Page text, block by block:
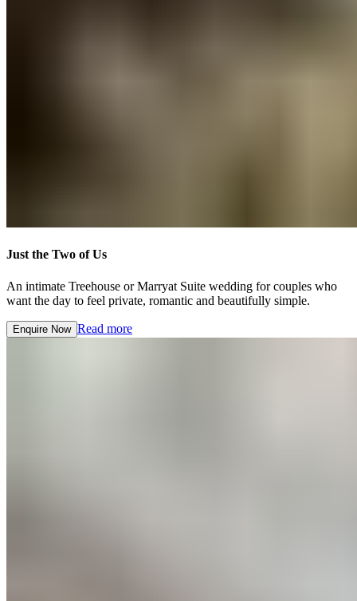
Just the Two of Us​​​​‌ ‍ ​‍​‍‌‍ ‌ ​‍‌‍‍‌‌‍‌ ‌‍‍‌‌‍ ‍​‍​‍​ ‍‍​‍​‍‌ ​ ‌‍​‌‌‍ ‍‌‍‍‌‌ ‌​‌ ‍‌​‍ ‍‌‍‍‌‌‍ ​‍​‍​‍ ​​‍​‍‌‍‍​‌ ​‍‌‍‌‌‌‍‌‍​‍​‍​ ‍‍​‍​‍‌‍‍​‌ ‌​‌ ‌​‌ ​​‌ ​ ​ ‍‍​‍ ​‍ ‌‍ ​​‍ ‌‌‍​‌‌‍ ‍‌‍‌​​‍ ‌‌ ​‍​‍ ‌‌‍‍​‌‍ ‌ ‌​‌‍‌‌‌‍ ​‌ ​ ​‍ ‌‌ ​ ‌ ‌​‌ ‌‌‌‍‌​‌‍‍‌‌‍ ​‍ ‍‌ ‌‍‌‍‌‌‌ ​‍‌‍​ ‌‍‌‌‌‍ ​​‍ ‍‌‍​‌‌ ​​‌ ​​​‍ ‌‍‍‌‌‍ ‍‌ ‌​‌‍‌‌‌‍ ‍‌ ‌​​‍ ‌‍‌‌‌‍‌​‌‍‍‌‌ ‌​​‍ ‌‍ ‌‌‍ ‌‍‌​‌‍‌‌​ ‌‌ ​​‌ ​‍‌‍‌‌‌ ​ ‌‍‌‌‌‍ ‍‌ ‌​‌‍​‌‌ ‌​‌‍‍‌‌‍ ‌‍ ‍​ ‍ ‌‍‍‌‌‍‌​​ ‌​ ​‍​ ‍‌​ ‌​‌‍‌​​ ‌‌​ ‌‌‌‍‌‍​ ‌​​‍ ‌‌‍​‍‌‍‌‌​ ‌‌‌‍‌‌​‍ ‌​ ‌​​ ​​‌‍​‌​ ​‌​‍ ‌‌‍​‌​ ‌ ​ ‍‌​ ‌ ​‍ ‌‌‍‌‍​ ‌ ​ ​ ‌‍​‍‌‍‌‍‌‍‌​‌‍​ ‌‍‌‌​ ‌ ‌‍​‍‌‍‌‌​ ​​​ ‍ ‌ ‌​‌ ‍‌‌ ​​‌‍‌‌​ ‌‌‍‍​‌‍ ‌ ‌​‌‍‌‌‌‍ ​‌‌​ ‌‍‍‌‌ ‌​‌‍‌‌‌‌​​‌‍​‌‌‍‌ ‌‍‌‌​ ‍ ‌ ​​‌‍​‌‌ ‌​‌‍‍​​ ‌‌ ​​‌‍​‌‌‍‌ ‌‍‌‌‌​​‍‌ ‌‌‌‍‍‌‌‍ ​‌‍‌​‌‍‌‌‌ ​‍​‍‌‌​ ‌‌‌​​‍‌‌ ‌‍‍ ‌‍‌‌‌ ‍‌​‍‌‌​ ​ ‌​‌​​‍‌‌​ ​ ‌​‌​​‍‌‌​ ​‍​ ​‍‌‍​‍​ ​ ‌‍‌‍​ ​‌​ ‌‍​ ‍‌‌‍‌‍​ ‍​‌‍‌‍‌‍‌‍‌‍‌‌​ ​‍​‍‌‌​ ​‍​ ​‍​‍‌‌​ ‌‌‌​‌​​‍ ‍‌‍​ ‌‍ ‌‍ ‍‌ ‌​‌‍‌‌‌‍ ‍‌ ‌​​‍‌‌​ ‌‌‌​​‍‌‌ ‌‍‍ ‌‍‌‌‌ ‍‌​‍‌‌​ ​ ‌​‌​​‍‌‌​ ​ ‌​‌​​‍‌‌​ ​‍​ ​‍‌‍​‌​ ‍​​ ​​‌‍​‌‌‍​‍‌‍​‍​ ‍‌‌‍‌‍‌‍‌‌​ ​​‌‍​‌​ ​​​‍‌‌​ ​‍​ ​‍​‍‌‌​ ‌‌‌​‌​​‍ ‍‌ ‌​‌‍‍‌‌ ‌​‌‍ ​‌‍‌‌​ ‌‍​‍‌‍​‌‌ ​ ‌‍‌‌‌‌‌‌‌ ​‍‌‍ ​​ ‌‌‍‍​‌ ‌​‌ ‌​‌ ​​‌ ​ ​‍‌‌​ ​ ‌​​‌​‍‌‌​ ​‍‌​‌‍​‍‌‌​ ​‍‌​‌‍‌‍ ​​‍ ‌‌‍​‌‌‍ ‍‌‍‌​​‍ ‌‌ ​‍​‍ ‌‌‍‍​‌‍ ‌ ‌​‌‍‌‌‌‍ ​‌ ​ ​‍ ‌‌ ​ ‌ ‌​‌ ‌‌‌‍‌​‌‍‍‌‌‍ ​‍ ‍‌ ‌‍‌‍‌‌‌ ​‍‌‍​ ‌‍‌‌‌‍ ​​‍ ‍‌‍​‌‌ ​​‌ ​​​‍‌‍‌‍‍‌‌‍‌​​ ‌​ ​‍​ ‍‌​ ‌​‌‍‌​​ ‌‌​ ‌‌‌‍‌‍​ ‌​​‍ ‌‌‍​‍‌‍‌‌​ ‌‌‌‍‌‌​‍ ‌​ ‌​​ ​​‌‍​‌​ ​‌​‍ ‌‌‍​‌​ ‌ ​ ‍‌​ ‌ ​‍ ‌‌‍‌‍​ ‌ ​ ​ ‌‍​‍‌‍‌‍‌‍‌​‌‍​ ‌‍‌‌​ ‌ ‌‍​‍‌‍‌‌​ ​​​‍‌‍‌ ‌​‌ ‍‌‌ ​​‌‍‌‌​ ‌‌‍‍​‌‍ ‌ ‌​‌‍‌‌‌‍ ​‌‌​ ‌‍‍‌‌ ‌​‌‍‌‌‌‌​​‌‍​‌‌‍‌ ‌‍‌‌​‍‌‍‌ ​​‌‍​‌‌ ‌​‌‍‍​​ ‌‌ ​​‌‍​‌‌‍‌ ‌‍‌‌‌​​‍‌ ‌‌‌‍‍‌‌‍ ​‌‍‌​‌‍‌‌‌ ​‍​‍‌‌​ ‌‌‌​​‍‌‌ ‌‍‍ ‌‍‌‌‌ ‍‌​‍‌‌​ ​ ‌​‌​​‍‌‌​ ​ ‌​‌​​‍‌‌​ ​‍​ ​‍‌‍​‍​ ​ ‌‍‌‍​ ​‌​ ‌‍​ ‍‌‌‍‌‍​ ‍​‌‍‌‍‌‍‌‍‌‍‌‌​ ​‍​‍‌‌​ ​‍​ ​‍​‍‌‌​ ‌‌‌​‌​​‍ ‍‌‍​ ‌‍ ‌‍ ‍‌ ‌​‌‍‌‌‌‍ ‍‌ ‌​​‍‌‌​ ‌‌‌​​‍‌‌ ‌‍‍ ‌‍‌‌‌ ‍‌​‍‌‌​ ​ ‌​‌​​‍‌‌​ ​ ‌​‌​​‍‌‌​ ​‍​ ​‍‌‍​‌​ ‍​​ ​​‌‍​‌‌‍​‍‌‍​‍​ ‍‌‌‍‌‍‌‍‌‌​ ​​‌‍​‌​ ​​​‍‌‌​ ​‍​ ​‍​‍‌‌​ ‌‌‌​‌​​‍ ‍‌ ‌​‌‍‍‌‌ ‌​‌‍ ​‌‍‌‌​‍‌‍‌ ​​‌‍‌‌‌ ​‍‌ ​ ‌ ​​‌‍‌‌‌‍​ ‌ ‌​‌‍‍‌‌ ‌‍‌‍‌‌​ ‌‌ ​​‌ ‌‌‌‍​‍‌‍ ​‌‍‍‌‌ ​ ‌‍‍​‌‍‌‌‌‍‌​​‍​‍‌ ‌
An intimate Treehouse or Marryat Suite wedding for couples who
want the day to feel private, romantic and beautifully simple.​​​​‌ ‍ ​‍​‍‌‍ ‌ ​‍‌‍‍‌‌‍‌ ‌‍‍‌‌‍ ‍​‍​‍​ ‍‍​‍​‍‌ ​ ‌‍​‌‌‍ ‍‌‍‍‌‌ ‌​‌ ‍‌​‍ ‍‌‍‍‌‌‍ ​‍​‍​‍ ​​‍​‍‌‍‍​‌ ​‍‌‍‌‌‌‍‌‍​‍​‍​ ‍‍​‍​‍‌‍‍​‌ ‌​‌ ‌​‌ ​​‌ ​ ​ ‍‍​‍ ​‍ ‌‍ ​​‍ ‌‌‍​‌‌‍ ‍‌‍‌​​‍ ‌‌ ​‍​‍ ‌‌‍‍​‌‍ ‌ ‌​‌‍‌‌‌‍ ​‌ ​ ​‍ ‌‌ ​ ‌ ‌​‌ ‌‌‌‍‌​‌‍‍‌‌‍ ​‍ ‍‌ ‌‍‌‍‌‌‌ ​‍‌‍​ ‌‍‌‌‌‍ ​​‍ ‍‌‍​‌‌ ​​‌ ​​​‍ ‌‍‍‌‌‍ ‍‌ ‌​‌‍‌‌‌‍ ‍‌ ‌​​‍ ‌‍‌‌‌‍‌​‌‍‍‌‌ ‌​​‍ ‌‍ ‌‌‍ ‌‍‌​‌‍‌‌​ ‌‌ ​​‌ ​‍‌‍‌‌‌ ​ ‌‍‌‌‌‍ ‍‌ ‌​‌‍​‌‌ ‌​‌‍‍‌‌‍ ‌‍ ‍​ ‍ ‌‍‍‌‌‍‌​​ ‌​ ​‍​ ‍‌​ ‌​‌‍‌​​ ‌‌​ ‌‌‌‍‌‍​ ‌​​‍ ‌‌‍​‍‌‍‌‌​ ‌‌‌‍‌‌​‍ ‌​ ‌​​ ​​‌‍​‌​ ​‌​‍ ‌‌‍​‌​ ‌ ​ ‍‌​ ‌ ​‍ ‌‌‍‌‍​ ‌ ​ ​ ‌‍​‍‌‍‌‍‌‍‌​‌‍​ ‌‍‌‌​ ‌ ‌‍​‍‌‍‌‌​ ​​​ ‍ ‌ ‌​‌ ‍‌‌ ​​‌‍‌‌​ ‌‌‍‍​‌‍ ‌ ‌​‌‍‌‌‌‍ ​‌‌​ ‌‍‍‌‌ ‌​‌‍‌‌‌‌​​‌‍​‌‌‍‌ ‌‍‌‌​ ‍ ‌ ​​‌‍​‌‌ ‌​‌‍‍​​ ‌‌ ​​‌‍​‌‌‍‌ ‌‍‌‌‌​​‍‌ ‌‌‌‍‍‌‌‍ ​‌‍‌​‌‍‌‌‌ ​‍​‍‌‌​ ‌‌‌​​‍‌‌ ‌‍‍ ‌‍‌‌‌ ‍‌​‍‌‌​ ​ ‌​‌​​‍‌‌​ ​ ‌​‌​​‍‌‌​ ​‍​ ​‍‌‍​‍​ ​ ‌‍‌‍​ ​‌​ ‌‍​ ‍‌‌‍‌‍​ ‍​‌‍‌‍‌‍‌‍‌‍‌‌​ ​‍​‍‌‌​ ​‍​ ​‍​‍‌‌​ ‌‌‌​‌​​‍ ‍‌‍​ ‌‍ ‌‍ ‍‌ ‌​‌‍‌‌‌‍ ‍‌ ‌​​‍‌‌​ ‌‌‌​​‍‌‌ ‌‍‍ ‌‍‌‌‌ ‍‌​‍‌‌​ ​ ‌​‌​​‍‌‌​ ​ ‌​‌​​‍‌‌​ ​‍​ ​‍‌‍​‌​ ‍​​ ​​‌‍​‌‌‍​‍‌‍​‍​ ‍‌‌‍‌‍‌‍‌‌​ ​​‌‍​‌​ ​​​‍‌‌​ ​‍​ ​‍​‍‌‌​ ‌‌‌​‌​​‍ ‍‌‍‌‌‌ ‍​‌‍​ ‌‍‌‌‌ ​‍‌ ​​‌ ‌​​ ‌‍​‍‌‍​‌‌ ​ ‌‍‌‌‌‌‌‌‌ ​‍‌‍ ​​ ‌‌‍‍​‌ ‌​‌ ‌​‌ ​​‌ ​ ​‍‌‌​ ​ ‌​​‌​‍‌‌​ ​‍‌​‌‍​‍‌‌​ ​‍‌​‌‍‌‍ ​​‍ ‌‌‍​‌‌‍ ‍‌‍‌​​‍ ‌‌ ​‍​‍ ‌‌‍‍​‌‍ ‌ ‌​‌‍‌‌‌‍ ​‌ ​ ​‍ ‌‌ ​ ‌ ‌​‌ ‌‌‌‍‌​‌‍‍‌‌‍ ​‍ ‍‌ ‌‍‌‍‌‌‌ ​‍‌‍​ ‌‍‌‌‌‍ ​​‍ ‍‌‍​‌‌ ​​‌ ​​​‍‌‍‌‍‍‌‌‍‌​​ ‌​ ​‍​ ‍‌​ ‌​‌‍‌​​ ‌‌​ ‌‌‌‍‌‍​ ‌​​‍ ‌‌‍​‍‌‍‌‌​ ‌‌‌‍‌‌​‍ ‌​ ‌​​ ​​‌‍​‌​ ​‌​‍ ‌‌‍​‌​ ‌ ​ ‍‌​ ‌ ​‍ ‌‌‍‌‍​ ‌ ​ ​ ‌‍​‍‌‍‌‍‌‍‌​‌‍​ ‌‍‌‌​ ‌ ‌‍​‍‌‍‌‌​ ​​​‍‌‍‌ ‌​‌ ‍‌‌ ​​‌‍‌‌​ ‌‌‍‍​‌‍ ‌ ‌​‌‍‌‌‌‍ ​‌‌​ ‌‍‍‌‌ ‌​‌‍‌‌‌‌​​‌‍​‌‌‍‌ ‌‍‌‌​‍‌‍‌ ​​‌‍​‌‌ ‌​‌‍‍​​ ‌‌ ​​‌‍​‌‌‍‌ ‌‍‌‌‌​​‍‌ ‌‌‌‍‍‌‌‍ ​‌‍‌​‌‍‌‌‌ ​‍​‍‌‌​ ‌‌‌​​‍‌‌ ‌‍‍ ‌‍‌‌‌ ‍‌​‍‌‌​ ​ ‌​‌​​‍‌‌​ ​ ‌​‌​​‍‌‌​ ​‍​ ​‍‌‍​‍​ ​ ‌‍‌‍​ ​‌​ ‌‍​ ‍‌‌‍‌‍​ ‍​‌‍‌‍‌‍‌‍‌‍‌‌​ ​‍​‍‌‌​ ​‍​ ​‍​‍‌‌​ ‌‌‌​‌​​‍ ‍‌‍​ ‌‍ ‌‍ ‍‌ ‌​‌‍‌‌‌‍ ‍‌ ‌​​‍‌‌​ ‌‌‌​​‍‌‌ ‌‍‍ ‌‍‌‌‌ ‍‌​‍‌‌​ ​ ‌​‌​​‍‌‌​ ​ ‌​‌​​‍‌‌​ ​‍​ ​‍‌‍​‌​ ‍​​ ​​‌‍​‌‌‍​‍‌‍​‍​ ‍‌‌‍‌‍‌‍‌‌​ ​​‌‍​‌​ ​​​‍‌‌​ ​‍​ ​‍​‍‌‌​ ‌‌‌​‌​​‍ ‍‌‍‌‌‌ ‍​‌‍​ ‌‍‌‌‌ ​‍‌ ​​‌ ‌​​‍‌‍‌ ​​‌‍‌‌‌ ​‍‌ ​ ‌ ​​‌‍‌‌‌‍​ ‌ ‌​‌‍‍‌‌ ‌‍‌‍‌‌​ ‌‌ ​​‌ ‌‌‌‍​‍‌‍ ​‌‍‍‌‌ ​ ‌‍‍​‌‍‌‌‌‍‌​​‍​‍‌ ‌
Enquire Now​​​​‌ ‍ ​‍​‍‌‍ ‌ ​‍‌‍‍‌‌‍‌ ‌‍‍‌‌‍ ‍​‍​‍​ ‍‍​‍​‍‌ ​ ‌‍​‌‌‍ ‍‌‍‍‌‌ ‌​‌ ‍‌​‍ ‍‌‍‍‌‌‍ ​‍​‍​‍ ​​‍​‍‌‍‍​‌ ​‍‌‍‌‌‌‍‌‍​‍​‍​ ‍‍​‍​‍‌‍‍​‌ ‌​‌ ‌​‌ ​​‌ ​ ​ ‍‍​‍ ​‍ ‌‍ ​​‍ ‌‌‍​‌‌‍ ‍‌‍‌​​‍ ‌‌ ​‍​‍ ‌‌‍‍​‌‍ ‌ ‌​‌‍‌‌‌‍ ​‌ ​ ​‍ ‌‌ ​ ‌ ‌​‌ ‌‌‌‍‌​‌‍‍‌‌‍ ​‍ ‍‌ ‌‍‌‍‌‌‌ ​‍‌‍​ ‌‍‌‌‌‍ ​​‍ ‍‌‍​‌‌ ​​‌ ​​​‍ ‌‍‍‌‌‍ ‍‌ ‌​‌‍‌‌‌‍ ‍‌ ‌​​‍ ‌‍‌‌‌‍‌​‌‍‍‌‌ ‌​​‍ ‌‍ ‌‌‍ ‌‍‌​‌‍‌‌​ ‌‌ ​​‌ ​‍‌‍‌‌‌ ​ ‌‍‌‌‌‍ ‍‌ ‌​‌‍​‌‌ ‌​‌‍‍‌‌‍ ‌‍ ‍​ ‍ ‌‍‍‌‌‍‌​​ ‌​ ​‍​ ‍‌​ ‌​‌‍‌​​ ‌‌​ ‌‌‌‍‌‍​ ‌​​‍ ‌‌‍​‍‌‍‌‌​ ‌‌‌‍‌‌​‍ ‌​ ‌​​ ​​‌‍​‌​ ​‌​‍ ‌‌‍​‌​ ‌ ​ ‍‌​ ‌ ​‍ ‌‌‍‌‍​ ‌ ​ ​ ‌‍​‍‌‍‌‍‌‍‌​‌‍​ ‌‍‌‌​ ‌ ‌‍​‍‌‍‌‌​ ​​​ ‍ ‌ ‌​‌ ‍‌‌ ​​‌‍‌‌​ ‌‌‍‍​‌‍ ‌ ‌​‌‍‌‌‌‍ ​‌‌​ ‌‍‍‌‌ ‌​‌‍‌‌‌‌​​‌‍​‌‌‍‌ ‌‍‌‌​ ‍ ‌ ​​‌‍​‌‌ ‌​‌‍‍​​ ‌‌ ​​‌‍​‌‌‍‌ ‌‍‌‌‌​​‍‌ ‌‌‌‍‍‌‌‍ ​‌‍‌​‌‍‌‌‌ ​‍​‍‌‌​ ‌‌‌​​‍‌‌ ‌‍‍ ‌‍‌‌‌ ‍‌​‍‌‌​ ​ ‌​‌​​‍‌‌​ ​ ‌​‌​​‍‌‌​ ​‍​ ​‍‌‍​‍​ ​ ‌‍‌‍​ ​‌​ ‌‍​ ‍‌‌‍‌‍​ ‍​‌‍‌‍‌‍‌‍‌‍‌‌​ ​‍​‍‌‌​ ​‍​ ​‍​‍‌‌​ ‌‌‌​‌​​‍ ‍‌‍​ ‌‍ ‌‍ ‍‌ ‌​‌‍‌‌‌‍ ‍‌ ‌​​‍‌‌​ ‌‌‌​​‍‌‌ ‌‍‍ ‌‍‌‌‌ ‍‌​‍‌‌​ ​ ‌​‌​​‍‌‌​ ​ ‌​‌​​‍‌‌​ ​‍​ ​‍‌‍​‌​ ‍​​ ​​‌‍​‌‌‍​‍‌‍​‍​ ‍‌‌‍‌‍‌‍‌‌​ ​​‌‍​‌​ ​​​‍‌‌​ ​‍​ ​‍​‍‌‌​ ‌‌‌​‌​​‍ ‍‌ ​​‌ ​‍‌‍‍‌‌‍ ‌‌‍​‌‌ ​‍‌ ‍‌‌​​ ‌ ‌​‌‍​‌​‍ ‍‌‍ ​‌‍​‌‌‍​‍‌‍‌‌‌‍ ​​ ‌‍​‍‌‍​‌‌ ​ ‌‍‌‌‌‌‌‌‌ ​‍‌‍ ​​ ‌‌‍‍​‌ ‌​‌ ‌​‌ ​​‌ ​ ​‍‌‌​ ​ ‌​​‌​‍‌‌​ ​‍‌​‌‍​‍‌‌​ ​‍‌​‌‍‌‍ ​​‍ ‌‌‍​‌‌‍ ‍‌‍‌​​‍ ‌‌ ​‍​‍ ‌‌‍‍​‌‍ ‌ ‌​‌‍‌‌‌‍ ​‌ ​ ​‍ ‌‌ ​ ‌ ‌​‌ ‌‌‌‍‌​‌‍‍‌‌‍ ​‍ ‍‌ ‌‍‌‍‌‌‌ ​‍‌‍​ ‌‍‌‌‌‍ ​​‍ ‍‌‍​‌‌ ​​‌ ​​​‍‌‍‌‍‍‌‌‍‌​​ ‌​ ​‍​ ‍‌​ ‌​‌‍‌​​ ‌‌​ ‌‌‌‍‌‍​ ‌​​‍ ‌‌‍​‍‌‍‌‌​ ‌‌‌‍‌‌​‍ ‌​ ‌​​ ​​‌‍​‌​ ​‌​‍ ‌‌‍​‌​ ‌ ​ ‍‌​ ‌ ​‍ ‌‌‍‌‍​ ‌ ​ ​ ‌‍​‍‌‍‌‍‌‍‌​‌‍​ ‌‍‌‌​ ‌ ‌‍​‍‌‍‌‌​ ​​​‍‌‍‌ ‌​‌ ‍‌‌ ​​‌‍‌‌​ ‌‌‍‍​‌‍ ‌ ‌​‌‍‌‌‌‍ ​‌‌​ ‌‍‍‌‌ ‌​‌‍‌‌‌‌​​‌‍​‌‌‍‌ ‌‍‌‌​‍‌‍‌ ​​‌‍​‌‌ ‌​‌‍‍​​ ‌‌ ​​‌‍​‌‌‍‌ ‌‍‌‌‌​​‍‌ ‌‌‌‍‍‌‌‍ ​‌‍‌​‌‍‌‌‌ ​‍​‍‌‌​ ‌‌‌​​‍‌‌ ‌‍‍ ‌‍‌‌‌ ‍‌​‍‌‌​ ​ ‌​‌​​‍‌‌​ ​ ‌​‌​​‍‌‌​ ​‍​ ​‍‌‍​‍​ ​ ‌‍‌‍​ ​‌​ ‌‍​ ‍‌‌‍‌‍​ ‍​‌‍‌‍‌‍‌‍‌‍‌‌​ ​‍​‍‌‌​ ​‍​ ​‍​‍‌‌​ ‌‌‌​‌​​‍ ‍‌‍​ ‌‍ ‌‍ ‍‌ ‌​‌‍‌‌‌‍ ‍‌ ‌​​‍‌‌​ ‌‌‌​​‍‌‌ ‌‍‍ ‌‍‌‌‌ ‍‌​‍‌‌​ ​ ‌​‌​​‍‌‌​ ​ ‌​‌​​‍‌‌​ ​‍​ ​‍‌‍​‌​ ‍​​ ​​‌‍​‌‌‍​‍‌‍​‍​ ‍‌‌‍‌‍‌‍‌‌​ ​​‌‍​‌​ ​​​‍‌‌​ ​‍​ ​‍​‍‌‌​ ‌‌‌​‌​​‍ ‍‌ ​​‌ ​‍‌‍‍‌‌‍ ‌‌‍​‌‌ ​‍‌ ‍‌‌​​ ‌ ‌​‌‍​‌​‍ ‍‌‍ ​‌‍​‌‌‍​‍‌‍‌‌‌‍ ​​‍‌‍‌ ​​‌‍‌‌‌ ​‍‌ ​ ‌ ​​‌‍‌‌‌‍​ ‌ ‌​‌‍‍‌‌ ‌‍‌‍‌‌​ ‌‌ ​​‌ ‌‌‌‍​‍‌‍ ​‌‍‍‌‌ ​ ‌‍‍​‌‍‌‌‌‍‌​​‍​‍‌ ‌ Read more​​​​‌ ‍ ​‍​‍‌‍ ‌ ​‍‌‍‍‌‌‍‌ ‌‍‍‌‌‍ ‍​‍​‍​ ‍‍​‍​‍‌ ​ ‌‍​‌‌‍ ‍‌‍‍‌‌ ‌​‌ ‍‌​‍ ‍‌‍‍‌‌‍ ​‍​‍​‍ ​​‍​‍‌‍‍​‌ ​‍‌‍‌‌‌‍‌‍​‍​‍​ ‍‍​‍​‍‌‍‍​‌ ‌​‌ ‌​‌ ​​‌ ​ ​ ‍‍​‍ ​‍ ‌‍ ​​‍ ‌‌‍​‌‌‍ ‍‌‍‌​​‍ ‌‌ ​‍​‍ ‌‌‍‍​‌‍ ‌ ‌​‌‍‌‌‌‍ ​‌ ​ ​‍ ‌‌ ​ ‌ ‌​‌ ‌‌‌‍‌​‌‍‍‌‌‍ ​‍ ‍‌ ‌‍‌‍‌‌‌ ​‍‌‍​ ‌‍‌‌‌‍ ​​‍ ‍‌‍​‌‌ ​​‌ ​​​‍ ‌‍‍‌‌‍ ‍‌ ‌​‌‍‌‌‌‍ ‍‌ ‌​​‍ ‌‍‌‌‌‍‌​‌‍‍‌‌ ‌​​‍ ‌‍ ‌‌‍ ‌‍‌​‌‍‌‌​ ‌‌ ​​‌ ​‍‌‍‌‌‌ ​ ‌‍‌‌‌‍ ‍‌ ‌​‌‍​‌‌ ‌​‌‍‍‌‌‍ ‌‍ ‍​ ‍ ‌‍‍‌‌‍‌​​ ‌​ ​‍​ ‍‌​ ‌​‌‍‌​​ ‌‌​ ‌‌‌‍‌‍​ ‌​​‍ ‌‌‍​‍‌‍‌‌​ ‌‌‌‍‌‌​‍ ‌​ ‌​​ ​​‌‍​‌​ ​‌​‍ ‌‌‍​‌​ ‌ ​ ‍‌​ ‌ ​‍ ‌‌‍‌‍​ ‌ ​ ​ ‌‍​‍‌‍‌‍‌‍‌​‌‍​ ‌‍‌‌​ ‌ ‌‍​‍‌‍‌‌​ ​​​ ‍ ‌ ‌​‌ ‍‌‌ ​​‌‍‌‌​ ‌‌‍‍​‌‍ ‌ ‌​‌‍‌‌‌‍ ​‌‌​ ‌‍‍‌‌ ‌​‌‍‌‌‌‌​​‌‍​‌‌‍‌ ‌‍‌‌​ ‍ ‌ ​​‌‍​‌‌ ‌​‌‍‍​​ ‌‌ ​​‌‍​‌‌‍‌ ‌‍‌‌‌​​‍‌ ‌‌‌‍‍‌‌‍ ​‌‍‌​‌‍‌‌‌ ​‍​‍‌‌​ ‌‌‌​​‍‌‌ ‌‍‍ ‌‍‌‌‌ ‍‌​‍‌‌​ ​ ‌​‌​​‍‌‌​ ​ ‌​‌​​‍‌‌​ ​‍​ ​‍‌‍​‍​ ​ ‌‍‌‍​ ​‌​ ‌‍​ ‍‌‌‍‌‍​ ‍​‌‍‌‍‌‍‌‍‌‍‌‌​ ​‍​‍‌‌​ ​‍​ ​‍​‍‌‌​ ‌‌‌​‌​​‍ ‍‌‍​ ‌‍ ‌‍ ‍‌ ‌​‌‍‌‌‌‍ ‍‌ ‌​​‍‌‌​ ‌‌‌​​‍‌‌ ‌‍‍ ‌‍‌‌‌ ‍‌​‍‌‌​ ​ ‌​‌​​‍‌‌​ ​ ‌​‌​​‍‌‌​ ​‍​ ​‍‌‍​‌​ ‍​​ ​​‌‍​‌‌‍​‍‌‍​‍​ ‍‌‌‍‌‍‌‍‌‌​ ​​‌‍​‌​ ​​​‍‌‌​ ​‍​ ​‍​‍‌‌​ ‌‌‌​‌​​‍ ‍‌ ​ ‌‍‌‌‌‍​ ‌‍ ‌‍ ‍‌‍‌​‌‍​‌‌ ​‍‌ ‍‌‌​​ ‌ ‌​‌‍​‌​‍ ‍‌‍ ​‌‍​‌‌‍​‍‌‍‌‌‌‍ ​​ ‌‍​‍‌‍​‌‌ ​ ‌‍‌‌‌‌‌‌‌ ​‍‌‍ ​​ ‌‌‍‍​‌ ‌​‌ ‌​‌ ​​‌ ​ ​‍‌‌​ ​ ‌​​‌​‍‌‌​ ​‍‌​‌‍​‍‌‌​ ​‍‌​‌‍‌‍ ​​‍ ‌‌‍​‌‌‍ ‍‌‍‌​​‍ ‌‌ ​‍​‍ ‌‌‍‍​‌‍ ‌ ‌​‌‍‌‌‌‍ ​‌ ​ ​‍ ‌‌ ​ ‌ ‌​‌ ‌‌‌‍‌​‌‍‍‌‌‍ ​‍ ‍‌ ‌‍‌‍‌‌‌ ​‍‌‍​ ‌‍‌‌‌‍ ​​‍ ‍‌‍​‌‌ ​​‌ ​​​‍‌‍‌‍‍‌‌‍‌​​ ‌​ ​‍​ ‍‌​ ‌​‌‍‌​​ ‌‌​ ‌‌‌‍‌‍​ ‌​​‍ ‌‌‍​‍‌‍‌‌​ ‌‌‌‍‌‌​‍ ‌​ ‌​​ ​​‌‍​‌​ ​‌​‍ ‌‌‍​‌​ ‌ ​ ‍‌​ ‌ ​‍ ‌‌‍‌‍​ ‌ ​ ​ ‌‍​‍‌‍‌‍‌‍‌​‌‍​ ‌‍‌‌​ ‌ ‌‍​‍‌‍‌‌​ ​​​‍‌‍‌ ‌​‌ ‍‌‌ ​​‌‍‌‌​ ‌‌‍‍​‌‍ ‌ ‌​‌‍‌‌‌‍ ​‌‌​ ‌‍‍‌‌ ‌​‌‍‌‌‌‌​​‌‍​‌‌‍‌ ‌‍‌‌​‍‌‍‌ ​​‌‍​‌‌ ‌​‌‍‍​​ ‌‌ ​​‌‍​‌‌‍‌ ‌‍‌‌‌​​‍‌ ‌‌‌‍‍‌‌‍ ​‌‍‌​‌‍‌‌‌ ​‍​‍‌‌​ ‌‌‌​​‍‌‌ ‌‍‍ ‌‍‌‌‌ ‍‌​‍‌‌​ ​ ‌​‌​​‍‌‌​ ​ ‌​‌​​‍‌‌​ ​‍​ ​‍‌‍​‍​ ​ ‌‍‌‍​ ​‌​ ‌‍​ ‍‌‌‍‌‍​ ‍​‌‍‌‍‌‍‌‍‌‍‌‌​ ​‍​‍‌‌​ ​‍​ ​‍​‍‌‌​ ‌‌‌​‌​​‍ ‍‌‍​ ‌‍ ‌‍ ‍‌ ‌​‌‍‌‌‌‍ ‍‌ ‌​​‍‌‌​ ‌‌‌​​‍‌‌ ‌‍‍ ‌‍‌‌‌ ‍‌​‍‌‌​ ​ ‌​‌​​‍‌‌​ ​ ‌​‌​​‍‌‌​ ​‍​ ​‍‌‍​‌​ ‍​​ ​​‌‍​‌‌‍​‍‌‍​‍​ ‍‌‌‍‌‍‌‍‌‌​ ​​‌‍​‌​ ​​​‍‌‌​ ​‍​ ​‍​‍‌‌​ ‌‌‌​‌​​‍ ‍‌ ​ ‌‍‌‌‌‍​ ‌‍ ‌‍ ‍‌‍‌​‌‍​‌‌ ​‍‌ ‍‌‌​​ ‌ ‌​‌‍​‌​‍ ‍‌‍ ​‌‍​‌‌‍​‍‌‍‌‌‌‍ ​​‍‌‍‌ ​​‌‍‌‌‌ ​‍‌ ​ ‌ ​​‌‍‌‌‌‍​ ‌ ‌​‌‍‍‌‌ ‌‍‌‍‌‌​ ‌‌ ​​‌ ‌‌‌‍​‍‌‍ ​‌‍‍‌‌ ​ ‌‍‍​‌‍‌‌‌‍‌​​‍​‍‌ ‌